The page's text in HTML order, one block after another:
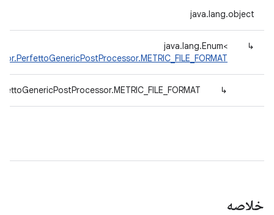
java.lang.object
↳
java.lang.Enum<
↳
خلاصه